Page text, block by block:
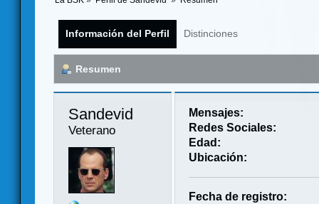
Información del Perfil Distinciones
Resumen
Sandevid
Veterano
Mensajes:
Redes Sociales:
Edad:
Ubicación:
Fecha de registro: